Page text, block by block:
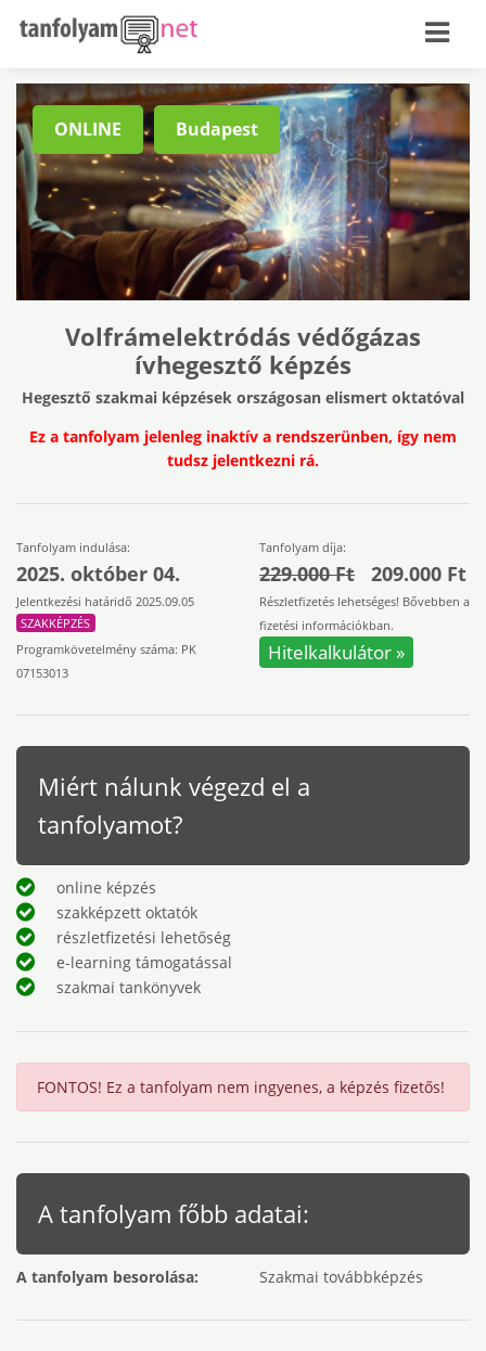
ONLINE Budapest
Volfrámelektródás védőgázas
ívhegesztő képzés
Hegesztő szakmai képzések országosan elismert oktatóval
Ez a tanfolyam jelenleg inaktív a rendszerünben, így nem
tudsz jelentkezni rá.
Tanfolyam indulása:
2025. október 04.
Jelentkezési határidő 2025.09.05
SZAKKÉPZÉS
Programkövetelmény száma: PK
07153013
Tanfolyam díja:
229.000 Ft 209.000 Ft
Részletfizetés lehetséges! Bővebben a
fizetési információkban.
Hitelkalkulátor »
Miért nálunk végezd el a
tanfolyamot?
online képzés
szakképzett oktatók
részletfizetési lehetőség
e-learning támogatással
szakmai tankönyvek
FONTOS! Ez a tanfolyam nem ingyenes, a képzés fizetős!
A tanfolyam főbb adatai:
A tanfolyam besorolása: Szakmai továbbképzés